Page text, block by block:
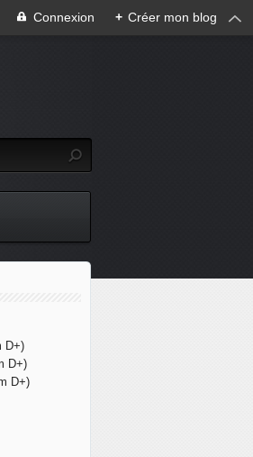
Connexion + Créer mon blog
D+)
D+)
D+)